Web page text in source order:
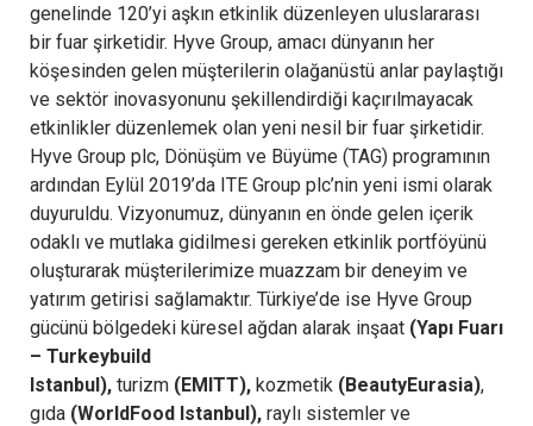
genelinde 120’yi aşkın etkinlik düzenleyen uluslararası
bir fuar şirketidir. Hyve Group, amacı dünyanın her
köşesinden gelen müşterilerin olağanüstü anlar paylaştığı
ve sektör inovasyonunu şekillendirdiği kaçırılmayacak
etkinlikler düzenlemek olan yeni nesil bir fuar şirketidir.
Hyve Group plc, Dönüşüm ve Büyüme (TAG) programının
ardından Eylül 2019’da ITE Group plc’nin yeni ismi olarak
duyuruldu. Vizyonumuz, dünyanın en önde gelen içerik
odaklı ve mutlaka gidilmesi gereken etkinlik portföyünü
oluşturarak müşterilerimize muazzam bir deneyim ve
yatırım getirisi sağlamaktır. Türkiye’de ise Hyve Group
gücünü bölgedeki küresel ağdan alarak inşaat (Yapı Fuarı
– Turkeybuild
Istanbul), turizm (EMITT), kozmetik (BeautyEurasia),
gıda (WorldFood Istanbul), raylı sistemler ve